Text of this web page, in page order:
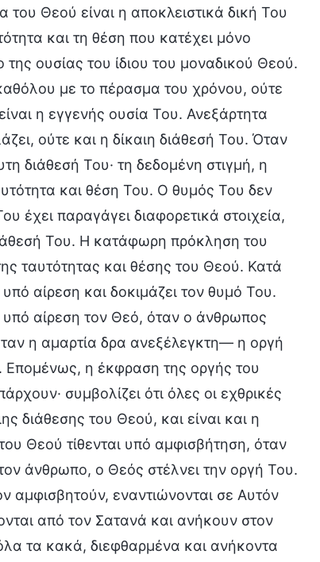
του Θεού είναι η αποκλειστικά δική Του
και τη θέση που κατέχει μόνο
ουσίας του ίδιου του μοναδικού Θεού.
με το πέρασμα του χρόνου, ούτε
η εγγενής ουσία Του. Ανεξάρτητα
ούτε και η δίκαιη διάθεσή Του. Όταν
διάθεσή Του· τη δεδομένη στιγμή, η
και θέση Του. Ο θυμός Του δεν
έχει παραγάγει διαφορετικά στοιχεία,
Του. Η κατάφωρη πρόκληση του
ταυτότητας και θέσης του Θεού. Κατά
αίρεση και δοκιμάζει τον θυμό Του.
αίρεση τον Θεό, όταν ο άνθρωπος
η αμαρτία δρα ανεξέλεγκτη— η οργή
Επομένως, η έκφραση της οργής του
συμβολίζει ότι όλες οι εχθρικές
διάθεσης του Θεού, και είναι και η
Θεού τίθενται υπό αμφισβήτηση, όταν
άνθρωπο, ο Θεός στέλνει την οργή Του.
αμφισβητούν, εναντιώνονται σε Αυτόν
από τον Σατανά και ανήκουν στον
τα κακά, διεφθαρμένα και ανήκοντα